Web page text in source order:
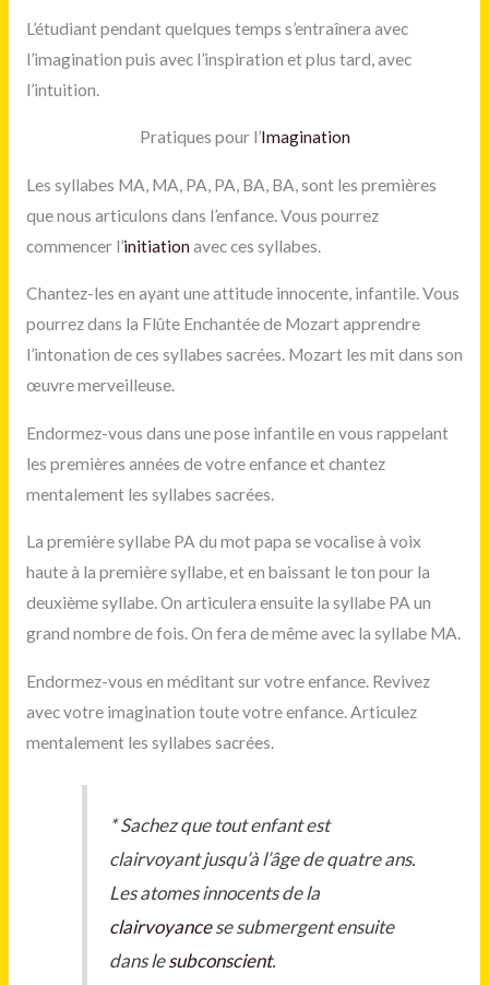
L’étudiant pendant quelques temps s’entraînera avec
l’imagination puis avec l’inspiration et plus tard, avec
l’intuition.
Pratiques pour l’Imagination
Les syllabes MA, MA, PA, PA, BA, BA, sont les premières
que nous articulons dans l’enfance. Vous pourrez
commencer l’initiationavec ces syllabes.
Chantez-les en ayant une attitude innocente, infantile. Vous
pourrez dans la Flûte Enchantée de Mozart apprendre
l’intonation de ces syllabes sacrées. Mozart les mit dans son
œuvre merveilleuse.
Endormez-vous dans une pose infantile en vous rappelant
les premières années de votre enfance et chantez
mentalement les syllabes sacrées.
La première syllabe PA du mot papa se vocalise à voix
haute à la première syllabe, et en baissant le ton pour la
deuxième syllabe. On articulera ensuite la syllabe PA un
grand nombre de fois. On fera de même avec la syllabe MA.
Endormez-vous en méditant sur votre enfance. Revivez
avec votre imagination toute votre enfance. Articulez
mentalement les syllabes sacrées.
*Sachez que tout enfant est
clairvoyant jusqu’à l’âge de quatre ans.
Les atomes innocents de la
clairvoyancese submergent ensuite
dans lesubconscient.